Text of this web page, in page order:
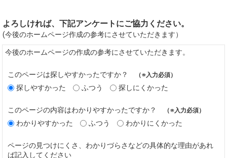
よろしければ、下記アンケートにご協力ください。
(今後のホームページ作成の参考にさせていただきます）
今後のホームページの作成の参考にさせていただきます。
このページは探しやすかったですか？ （※入力必須）
探しやすかった ふつう 探しにくかった
このページの内容はわかりやすかったですか？ （※入力必須）
わかりやすかった ふつう わかりにくかった
ページの見つけにくさ、わかりづらさなどの具体的な理由があれ
ば記入してください